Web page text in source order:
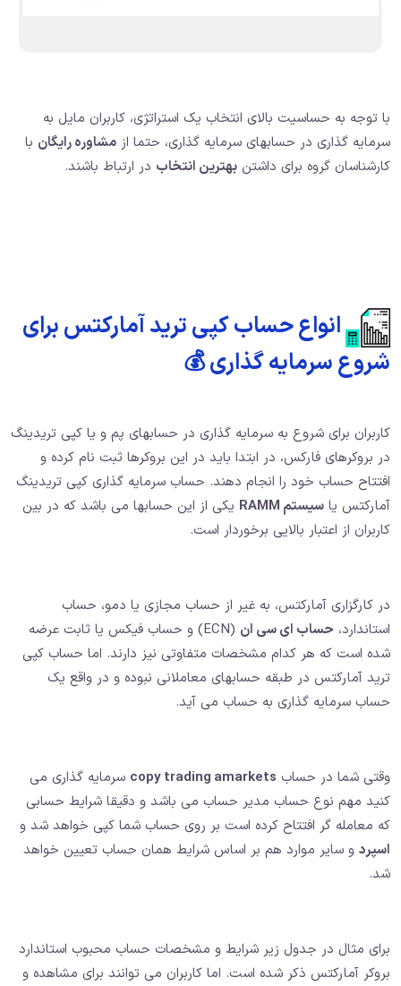
با توجه به حساسیت بالای انتخاب یک استراتژی، کاربران مایل به
سرمایه گذاری در حسابهای سرمایه گذاری، حتما از مشاوره رایگان با
کارشناسان گروه برای داشتن بهترین انتخاب در ارتباط باشند.
انواع حساب کپی ترید آمارکتس برای
شروع سرمایه گذاری 💰
کاربران برای شروع به سرمایه گذاری در حسابهای پم و یا کپی تریدینگ
در بروکرهای فارکس، در ابتدا باید در این بروکرها ثبت نام کرده و
افتتاح حساب خود را انجام دهند. حساب سرمایه گذاری کپی تریدینگ
آمارکتس یا سیستم RAMM
یکی از این حسابها می باشد که در بین
کاربران از اعتبار بالایی برخوردار است.
در کارگزاری آمارکتس، به غیر از حساب مجازی یا دمو، حساب
استاندارد، حساب ای سی ان
(ECN) و حساب فیکس یا ثابت عرضه
شده است که هر کدام مشخصات متفاوتی نیز دارند. اما حساب کپی
ترید آمارکتس در طبقه حسابهای معاملانی نبوده و در واقع یک
حساب سرمایه گذاری به حساب می آید.
وقتی شما در حساب copy trading amarkets سرمایه گذاری می
کنید مهم نوع حساب مدیر حساب می باشد و دقیقا شرایط حسابی
که معامله گر افتتاح کرده است بر روی حساب شما کپی خواهد شد و
اسپرد و سایر موارد هم بر اساس شرایط همان حساب تعیین خواهد
شد.
برای مثال در جدول زیر شرایط و مشخصات حساب محبوب استاندارد
بروکر آمارکتس ذکر شده است. اما کاربران می توانند برای مشاهده و